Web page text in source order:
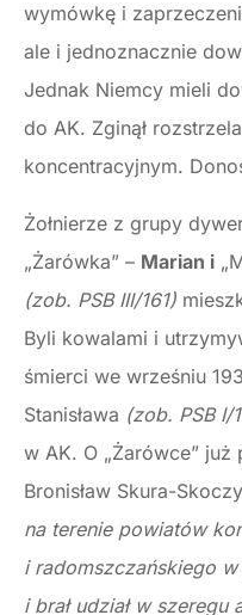
wymówkę i
ale i jednoznacznie
Jednak Niemcy mieli
do AK. Zginął
koncentracyjnym.
Żołnierze z grupy
„Żarówka” – Marian i
(zob. PSB III/161)
Byli kowalami i
śmierci we wrześniu
Stanisława (zob. PSB I/
w AK. O „Żarówce” już
Bronisław Skura-
na terenie powiatów
i radomszczańskiego
i brał udział w